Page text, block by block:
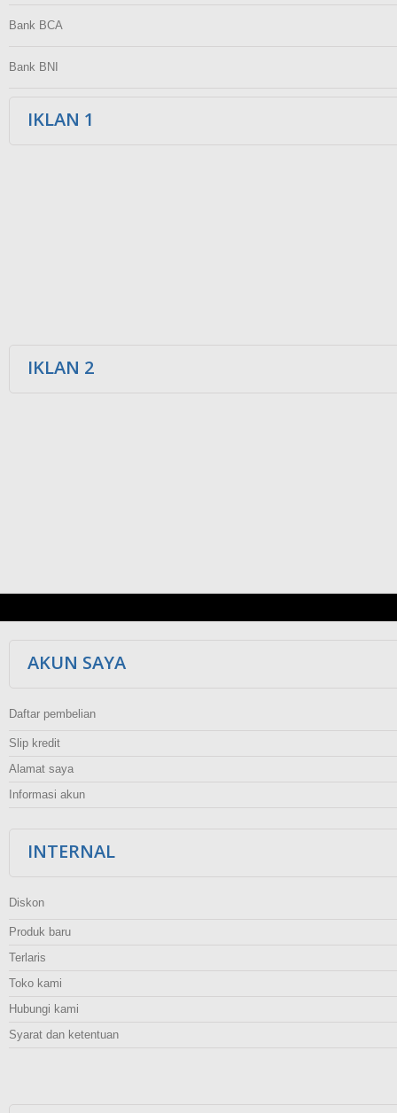
Bank BCA
Bank BNI
IKLAN 1
IKLAN 2
AKUN SAYA
Daftar pembelian
Slip kredit
Alamat saya
Informasi akun
INTERNAL
Diskon
Produk baru
Terlaris
Toko kami
Hubungi kami
Syarat dan ketentuan